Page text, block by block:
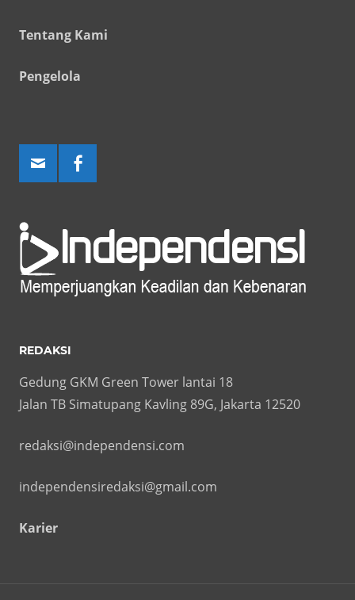
Tentang Kami
Pengelola
REDAKSI
Gedung GKM Green Tower lantai 18
Jalan TB Simatupang Kavling 89G, Jakarta 12520
redaksi@independensi.com
independensiredaksi@gmail.com
Karier